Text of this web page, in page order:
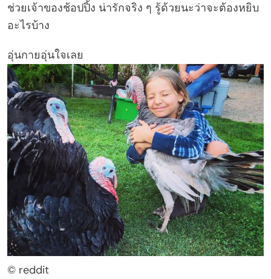
ช่วยเจ้าของช้อปปิ้ง น่ารักจริง ๆ รู้ด้วยนะว่าจะต้องหยิบ
อะไรบ้าง
อุ่นกายอุ่นใจเลย
© reddit